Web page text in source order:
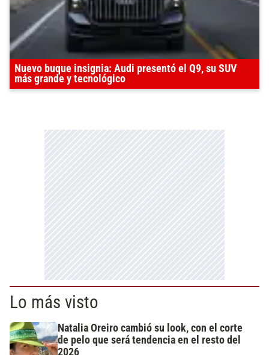
Nuevo buque insignia: Audi presentó el Q9, su SUV
más grande y tecnológico
Lo más visto
Natalia Oreiro cambió su look, con el corte
de pelo que será tendencia en el resto del
2026